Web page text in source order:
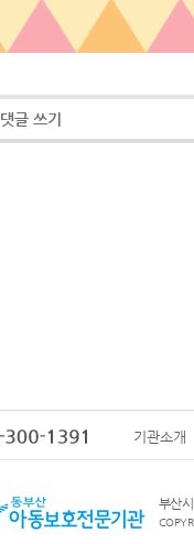
댓글 쓰기
기관소개
부산